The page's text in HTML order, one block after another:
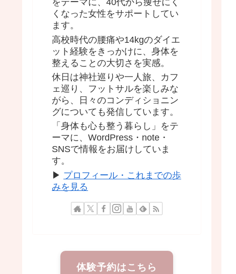
をテーマに、40代から痩せにく
くなった女性をサポートしてい
ます。
高校時代の腰痛や14kgのダイエ
ット経験をきっかけに、身体を
整えることの大切さを実感。
休日は神社巡りや一人旅、カフ
ェ巡り、フットサルを楽しみな
がら、日々のコンディショニン
グについても発信しています。
「身体も心も整う暮らし」をテ
ーマに、WordPress・note・
SNSで情報をお届けしていま
す。
▶ プロフィール・これまでの歩
みを見る
体験予約はこちら